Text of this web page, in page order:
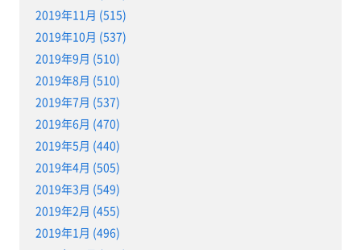
2019年11月 (515)
2019年10月 (537)
2019年9月 (510)
2019年8月 (510)
2019年7月 (537)
2019年6月 (470)
2019年5月 (440)
2019年4月 (505)
2019年3月 (549)
2019年2月 (455)
2019年1月 (496)